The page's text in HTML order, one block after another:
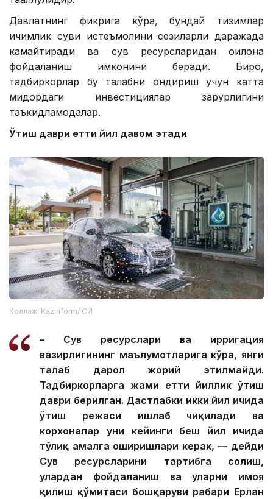
Давлатнинг фикрига кўра, бундай тизимлар
ичимлик суви истеъмолини сезиларли даражада
камайтиради ва сув ресурсларидан оқилона
фойдаланиш имконини беради. Бироқ,
тадбиркорлар бу талабни қондириш учун катта
миқдордаги инвестициялар зарурлигини
таъкидламоқдалар.
Ўтиш даври етти йил давом этади
Коллаж: Kazinform/ СИ
– Сув ресурслари ва ирригация
вазирлигининг маълумотларига кўра, янги
талаб дарҳол жорий этилмайди.
Тадбиркорларга жами етти йиллик ўтиш
даври берилган. Дастлабки икки йил ичида
ўтиш режаси ишлаб чиқилади ва
корхоналар уни кейинги беш йил ичида
тўлиқ амалга оширишлари керак, — дейди
Сув ресурсларини тартибга солиш,
улардан фойдаланиш ва уларни ҳимоя
қилиш қўмитаси бошқаруви раҳбари Ерлан